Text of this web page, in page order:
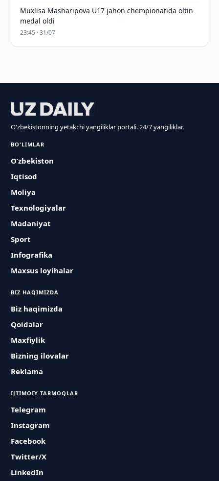
Muxlisa Masharipova U17 jahon chempionatida oltin
medal oldi
23:45 · 31/07
O'zbekistonning yetakchi yangiliklar portali. 24/7 yangiliklar.
BO'LIMLAR
O‘zbekiston
Iqtisod
Moliya
Texnologiyalar
Madaniyat
Sport
Infografika
Maxsus loyihalar
BIZ HAQIMIZDA
Biz haqimizda
Qoidalar
Maxfiylik
Bizning ilovalar
Reklama
IJTIMOIY TARMOQLAR
Telegram
Instagram
Facebook
Twitter/X
LinkedIn